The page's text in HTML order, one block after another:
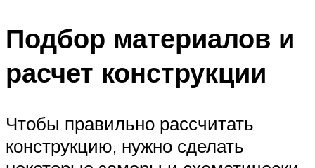
Подбор материалов и
расчет конструкции
Чтобы правильно рассчитать
конструкцию, нужно сделать